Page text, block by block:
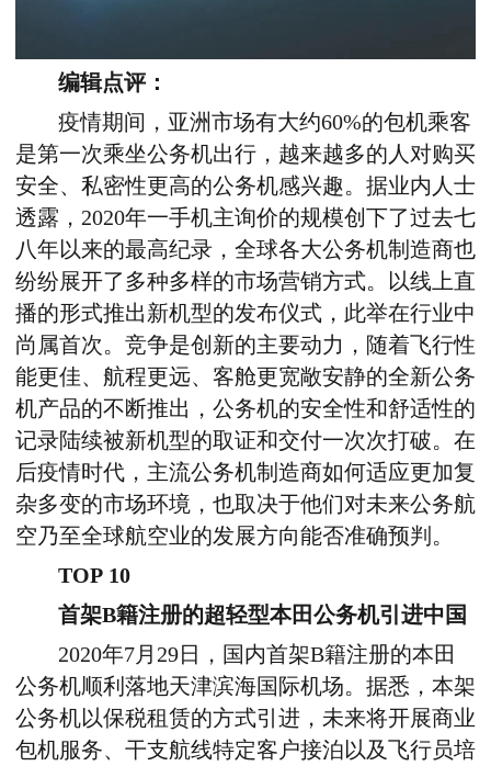
编辑点评：
疫情期间，亚洲市场有大约60%的包机乘客
是第一次乘坐公务机出行，越来越多的人对购买
安全、私密性更高的公务机感兴趣。据业内人士
透露，2020年一手机主询价的规模创下了过去七
八年以来的最高纪录，全球各大公务机制造商也
纷纷展开了多种多样的市场营销方式。以线上直
播的形式推出新机型的发布仪式，此举在行业中
尚属首次。竞争是创新的主要动力，随着飞行性
能更佳、航程更远、客舱更宽敞安静的全新公务
机产品的不断推出，公务机的安全性和舒适性的
记录陆续被新机型的取证和交付一次次打破。在
后疫情时代，主流公务机制造商如何适应更加复
杂多变的市场环境，也取决于他们对未来公务航
空乃至全球航空业的发展方向能否准确预判。
TOP 10
首架B籍注册的超轻型本田公务机引进中国
2020年7月29日，国内首架B籍注册的本田
公务机顺利落地天津滨海国际机场。据悉，本架
公务机以保税租赁的方式引进，未来将开展商业
包机服务、干支航线特定客户接泊以及飞行员培